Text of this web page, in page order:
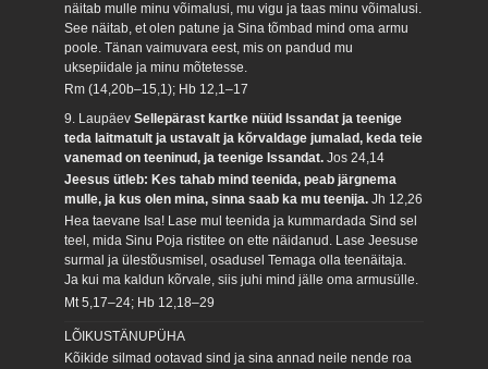
näitab mulle minu võimalusi, mu vigu ja taas minu võimalusi.
See näitab, et olen patune ja Sina tõmbad mind oma armu
poole. Tänan vaimuvara eest, mis on pandud mu
uksepiidale ja minu mõtetesse.
Rm (14,20b–15,1); Hb 12,1–17
9. LaupäevSellepärast kartke nüüd Issandat ja teenige
teda laitmatult ja ustavalt ja kõrvaldage jumalad, keda teie
vanemad on teeninud, ja teenige Issandat.Jos 24,14
Jeesus ütleb: Kes tahab mind teenida, peab järgnema
mulle, ja kus olen mina, sinna saab ka mu teenija.Jh 12,26
Hea taevane Isa! Lase mul teenida ja kummardada Sind sel
teel, mida Sinu Poja ristitee on ette näidanud. Lase Jeesuse
surmal ja ülestõusmisel, osadusel Temaga olla teenäitaja.
Ja kui ma kaldun kõrvale, siis juhi mind jälle oma armusülle.
Mt 5,17–24; Hb 12,18–29
LÕIKUSTÄNUPÜHA
Kõikide silmad ootavad sind ja sina annad neile nende roa